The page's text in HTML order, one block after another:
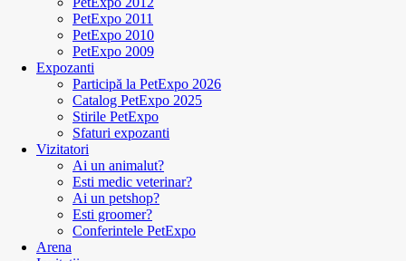
PetExpo 2011
PetExpo 2010
PetExpo 2009
Expozanti
Participă la PetExpo 2026
Catalog PetExpo 2025
Stirile PetExpo
Sfaturi expozanti
Vizitatori
Ai un animalut?
Esti medic veterinar?
Ai un petshop?
Esti groomer?
Conferintele PetExpo
Arena